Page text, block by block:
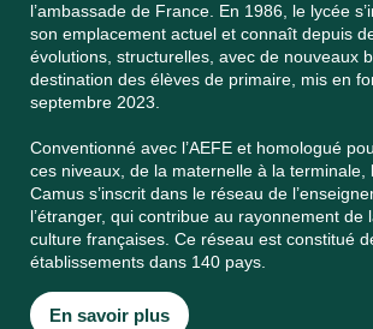
l’ambassade de France. En 1986, le lycée
son emplacement actuel et connaît depuis
évolutions, structurelles, avec de nouveaux
destination des élèves de primaire, mis en
septembre 2023.
Conventionné avec l’AEFE et homologué
ces niveaux, de la maternelle à la terminale,
Camus s’inscrit dans le réseau de
l’étranger, qui contribue au rayonnement de
culture françaises. Ce réseau est constitué
établissements dans 140 pays.
En savoir plus